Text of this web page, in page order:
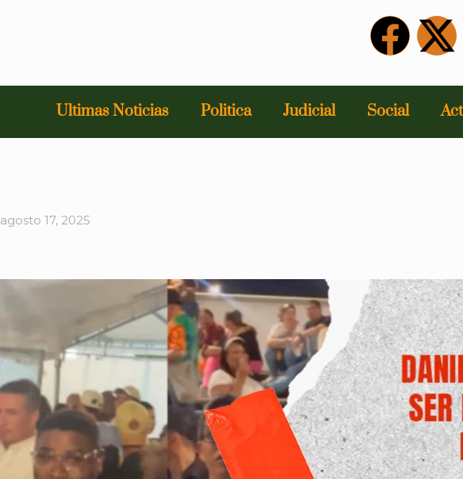
Ultimas Noticias Politica Judicial Social
agosto 17, 2025